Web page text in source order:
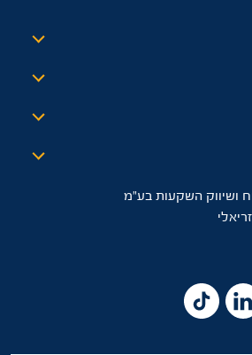
ושיווק השקעות בע"מ